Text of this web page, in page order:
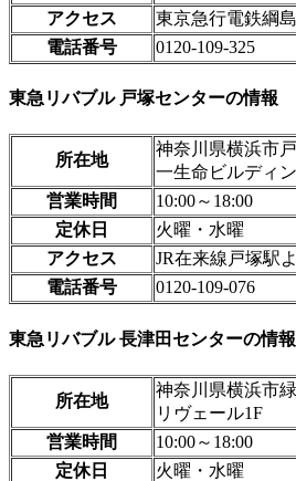
アクセス
東京急行電鉄綱
電話番号
0120-109-325
東急リバブル 戸塚センターの情報
所在地
神奈川県横浜市
一生命ビルディ
営業時間
10:00～18:00
定休日
火曜・水曜
アクセス
JR在来線戸塚駅
電話番号
0120-109-076
東急リバブル 長津田センターの情報
所在地
神奈川県横浜市
リヴェール1F
営業時間
10:00～18:00
定休日
火曜・水曜